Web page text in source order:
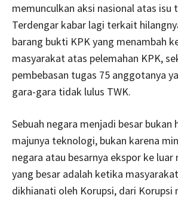
memunculkan aksi nasional atas isu
Terdengar kabar lagi terkait
barang bukti KPK yang menambah
masyarakat atas pelemahan KPK,
pembebasan tugas 75 anggotanya
gara-gara tidak lulus TWK.
Sebuah negara menjadi besar bukan
majunya teknologi, bukan karena
negara atau besarnya ekspor ke luar
yang besar adalah ketika
dikhianati oleh Korupsi, dari Korupsi